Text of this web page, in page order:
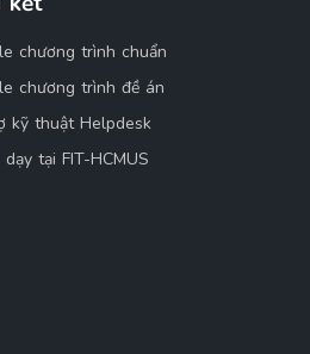
chương trình chuẩn
chương trình đề án
kỹ thuật Helpdesk
dạy tại FIT-HCMUS